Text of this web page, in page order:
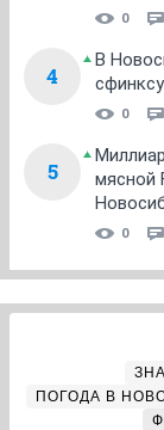
0
4
В
0
5
мясной
0
ПОГОДА В